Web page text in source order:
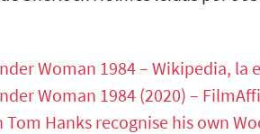
Woman 1984 – Wikipedia, la
Woman 1984 (2020) –
Tom Hanks recognise his own